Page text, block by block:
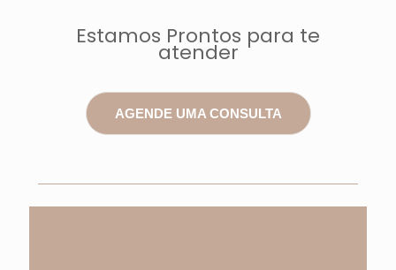
Estamos Prontos para te
atender
AGENDE UMA CONSULTA